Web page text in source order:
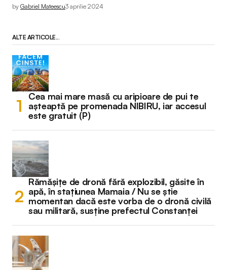
by Gabriel Mateescu3 aprilie 2024
ALTE ARTICOLE...
Cea mai mare masă cu aripioare de pui te
așteaptă pe promenada NIBIRU, iar accesul
este gratuit (P)
Rămășițe de dronă fără explozibil, găsite în
apă, în stațiunea Mamaia / Nu se știe
momentan dacă este vorba de o dronă civilă
sau militară, susține prefectul Constanței